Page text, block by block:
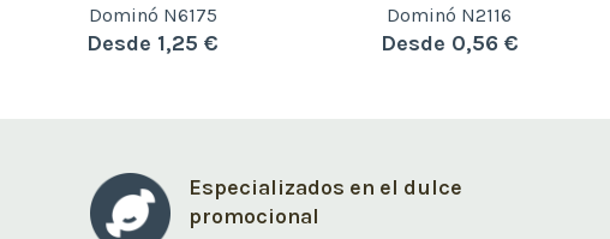
Dominó N6175
Desde 1,25 €
Dominó N2116
Desde 0,56 €
Especializados en el dulce
promocional